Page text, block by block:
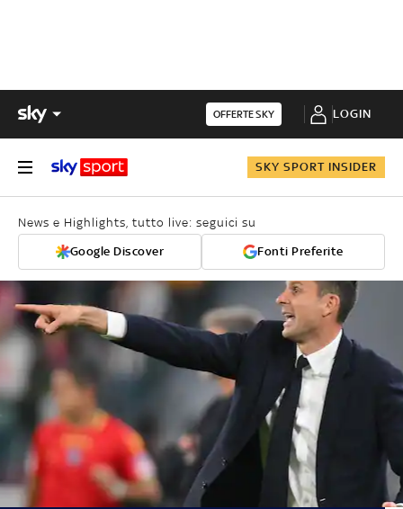
OFFERTE SKY LOGIN
SKY SPORT INSIDER
News e Highlights, tutto live: seguici su
Google Discover Fonti Preferite